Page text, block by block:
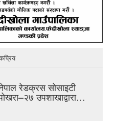
रेडक्रस सोसाइटी
उपशाखाद्वारा…